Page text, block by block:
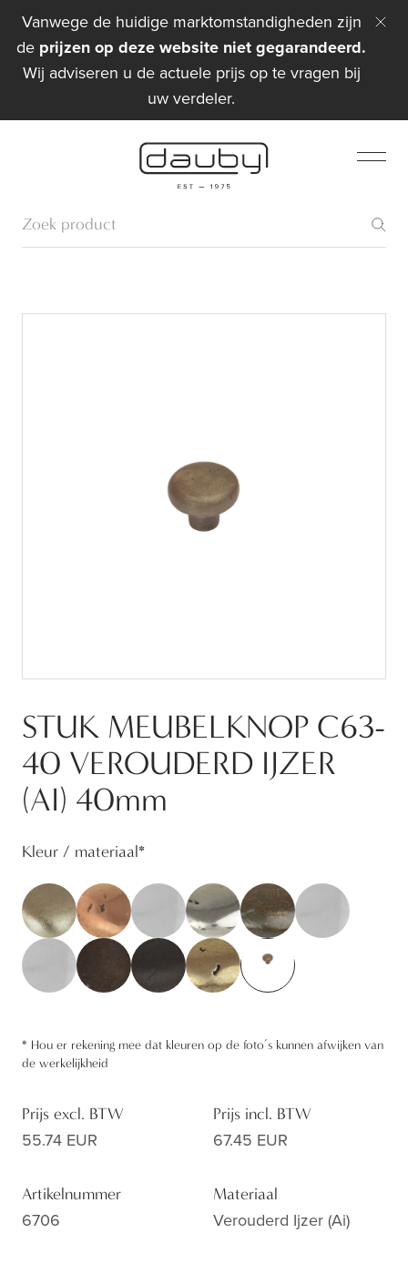
Vanwege de huidige marktomstandigheden zijn
de prijzen op deze website niet gegarandeerd.
Wij adviseren u de actuele prijs op te vragen bij
uw verdeler.
STUK MEUBELKNOP C63-
40 VEROUDERD IJZER
(AI) 40mm
Kleur / materiaal*
* Hou er rekening mee dat kleuren op de foto’s kunnen afwijken van
de werkelijkheid
Prijs excl. BTW
55.74 EUR
Prijs incl. BTW
67.45 EUR
Artikelnummer
6706
Materiaal
Verouderd Ijzer (ai)